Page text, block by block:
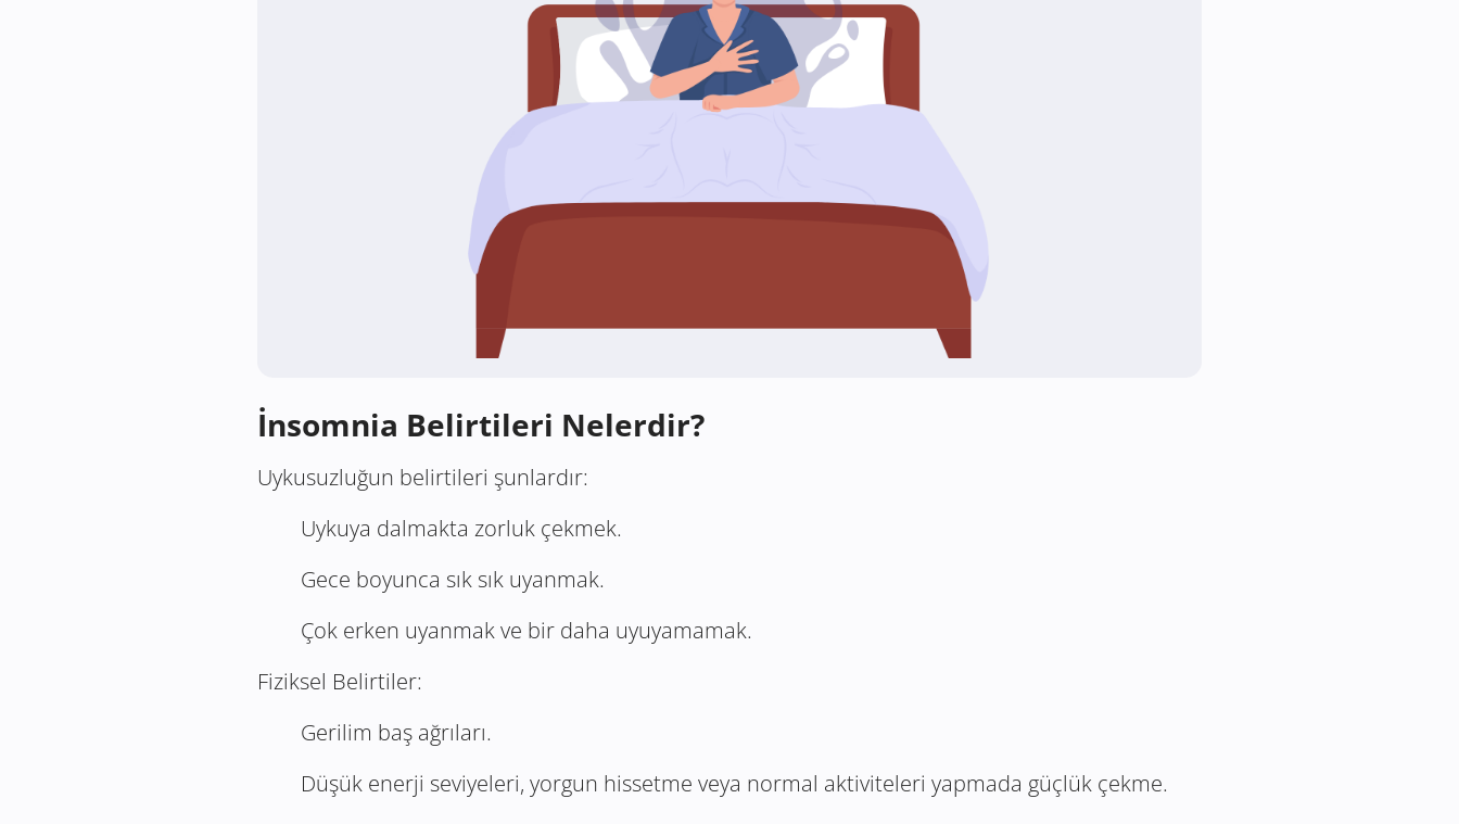
İnsomnia Belirtileri Nelerdir?
Uykusuzluğun belirtileri şunlardır:
Uykuya dalmakta zorluk çekmek.
Gece boyunca sık sık uyanmak.
Çok erken uyanmak ve bir daha uyuyamamak.
Fiziksel Belirtiler:
Gerilim baş ağrıları.
Düşük enerji seviyeleri, yorgun hissetme veya normal aktiviteleri yapmada güçlük çekme.